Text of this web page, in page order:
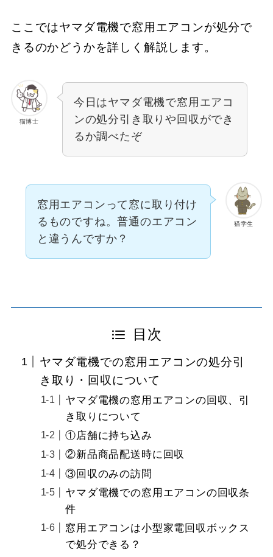
ここではヤマダ電機で窓用エアコンが処分で
きるのかどうかを詳しく解説します。
猫博士
今日はヤマダ電機で窓用エアコ
ンの処分引き取りや回収ができ
るか調べたぞ
猫学生
窓用エアコンって窓に取り付け
るものですね。普通のエアコン
と違うんですか？
目次
ヤマダ電機での窓用エアコンの処分引
き取り・回収について
ヤマダ電機の窓用エアコンの回収、引
き取りについて
①店舗に持ち込み
②新品商品配送時に回収
③回収のみの訪問
ヤマダ電機での窓用エアコンの回収条
件
窓用エアコンは小型家電回収ボックス
で処分できる？